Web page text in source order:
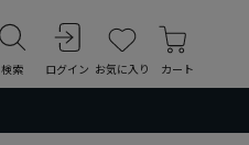
検索 ログイン お気に入り カート